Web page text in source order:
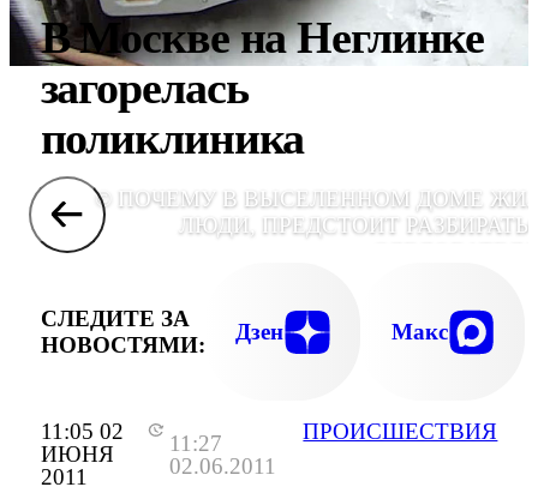
11:05 02
ИЮНЯ
2011
11:27
02.06.2011
ПРОИСШЕСТВИЯ
В Москве на Неглинке
загорелась
поликлиника
© ПОЧЕМУ В ВЫСЕЛЕННОМ ДОМЕ
ЛЮДИ, ПРЕДСТОИТ
СЛЕДИТЕ ЗА
НОВОСТЯМИ:
Дзен Макс